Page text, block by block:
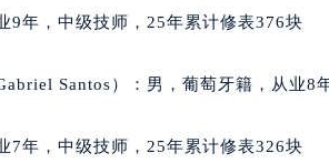
市伊美区通河路积家售后服务中心（需
浑江区浑江大街积家售后服务中心（需
龙山区人民大街积家售后服务中心（需
9年，中级技师，25年累计修表376块
Santos）：男，葡萄牙籍，从业8
7年，中级技师，25年累计修表326块